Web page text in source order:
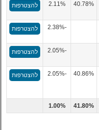
40.78%
2.11% להצטרפות
-2.38% להצטרפות
-2.05% להצטרפות
40.86%
-2.05% להצטרפות
41.80%
1.00%